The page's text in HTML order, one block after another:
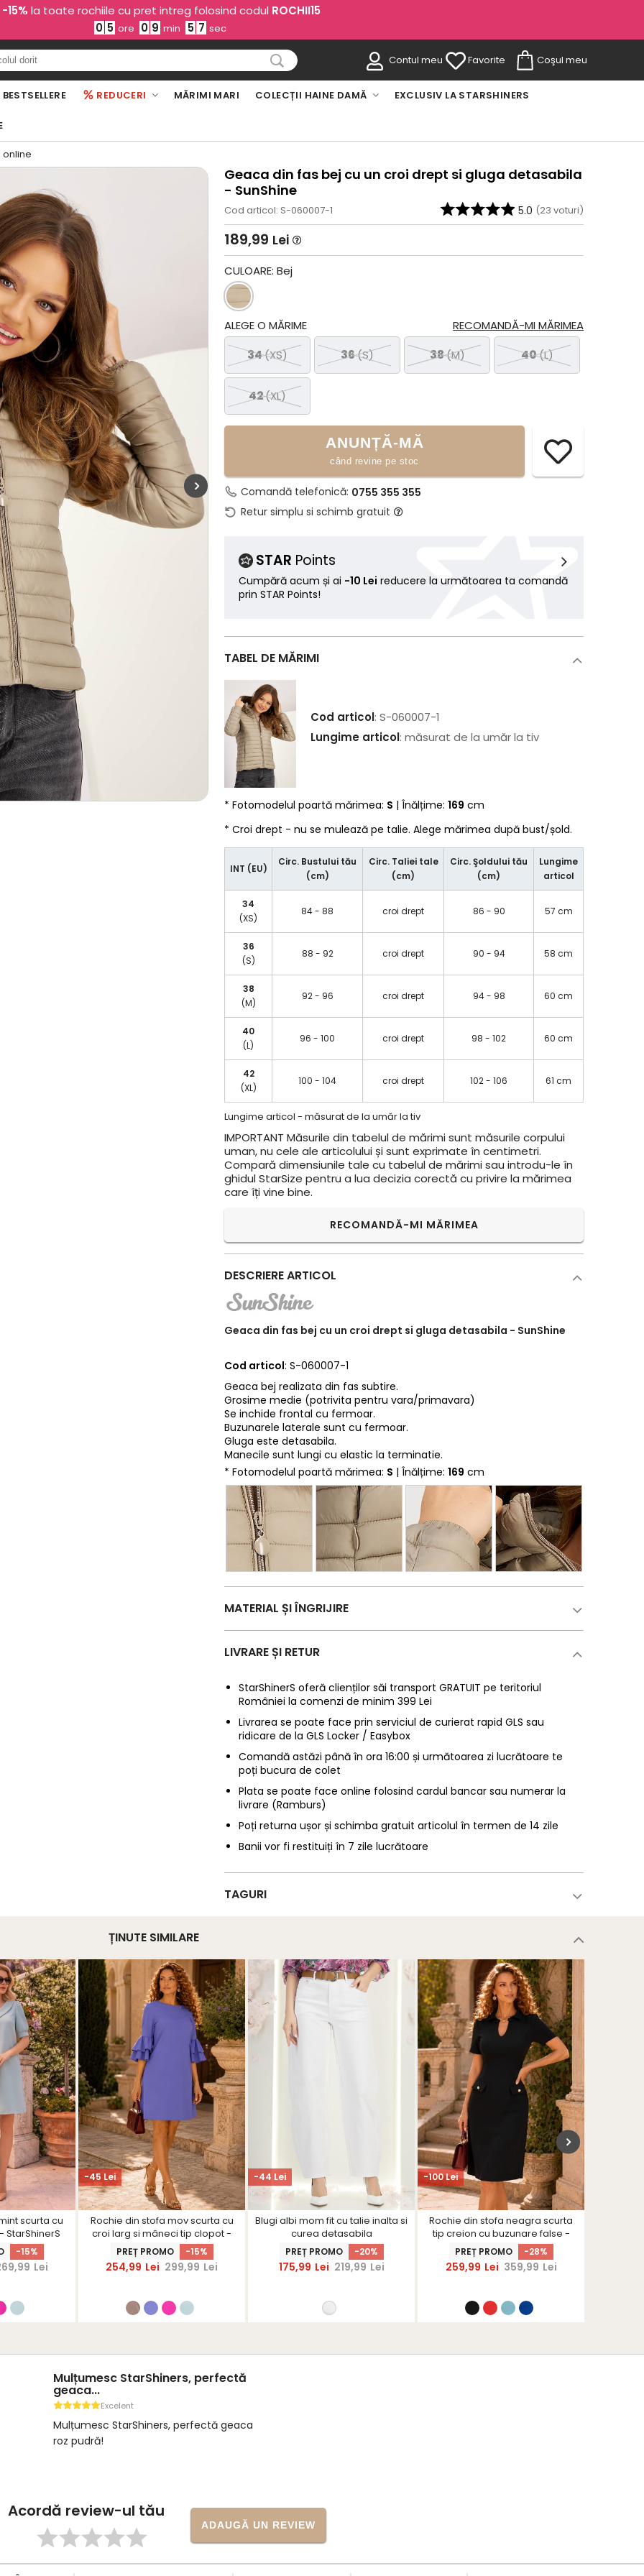
-15% la toate rochiile cu pret intreg folosind codul ROCHII15
0 5 ore 0 9 min 5 6 sec
Contul meu Favorite Coşul meu
BESTSELLERE REDUCERI MĂRIMI MARI COLECȚII HAINE DAMĂ EXCLUSIV LA STARSHINERS
Geaca din fas bej cu un croi drept si gluga detasabila
- SunShine
Cod articol: S-060007-1 5.0 (23 voturi)
189,99 Lei
CULOARE:Bej
RECOMANDĂ-MI MĂRIMEA
ALEGE O MĂRIME
34(XS) 36(S) 38(M) 40(L)
42(XL)
ANUNȚĂ-MĂ
când revine pe stoc
Comandă telefonică: 0755 355 355
Retur simplu si schimb gratuit
STAR Points
Cumpără acum și ai -10 Lei reducere la următoarea ta comandă
prin STAR Points!
TABEL DE MĂRIMI
Cod articol: S-060007-1
Lungime articol: măsurat de la umăr la tiv
* Fotomodelul poartă mărimea: S | Înălțime:169 cm
* Croi drept - nu se mulează pe talie. Alege mărimea după bust/șold.
INT (EU)
Circ. Bustului tău
(cm)
Circ. Taliei tale
(cm)
Circ. Şoldului tău
(cm)
Lungime
articol
34
(XS)
84 - 88 croi drept 86 - 90 57 cm
36
(S)
88 - 92 croi drept 90 - 94 58 cm
38
(M)
92 - 96 croi drept 94 - 98 60 cm
40
(L)
96 - 100 croi drept 98 - 102 60 cm
42
(XL)
100 - 104 croi drept 102 - 106 61 cm
Lungime articol - măsurat de la umăr la tiv
IMPORTANT Măsurile din tabelul de mărimi sunt măsurile corpului
uman, nu cele ale articolului și sunt exprimate în centimetri.
Compară dimensiunile tale cu tabelul de mărimi sau introdu-le în
ghidul StarSize pentru a lua decizia corectă cu privire la mărimea
care îți vine bine.
RECOMANDĂ-MI MĂRIMEA
DESCRIERE ARTICOL
Geaca din fas bej cu un croi drept si gluga detasabila - SunShine
Cod articol: S-060007-1
Geaca bej realizata din fas subtire.
Grosime medie (potrivita pentru vara/primavara)
Se inchide frontal cu fermoar.
Buzunarele laterale sunt cu fermoar.
Gluga este detasabila.
Manecile sunt lungi cu elastic la terminatie.
* Fotomodelul poartă mărimea: S | Înălțime:169 cm
MATERIAL ȘI ÎNGRIJIRE
LIVRARE ȘI RETUR
StarShinerS oferă clienților săi transport GRATUIT pe teritoriul
României la comenzi de minim 399 Lei
Livrarea se poate face prin serviciul de curierat rapid GLS sau
ridicare de la GLS Locker / Easybox
Comandă astăzi până în ora 16:00 și următoarea zi lucrătoare te
poți bucura de colet
Plata se poate face online folosind cardul bancar sau numerar la
livrare (Ramburs)
Poți returna ușor și schimba gratuit articolul în termen de 14 zile
Banii vor fi restituiți în 7 zile lucrătoare
TAGURI
ȚINUTE SIMILARE
scurta cu
StarShinerS
-15%
Lei
-45 Lei
Rochie din stofa mov scurta cu
croi larg si mâneci tip clopot -
StarShinerS
PREȚ PROMO -15%
254,99 Lei 299,99 Lei
-44 Lei
Blugi albi mom fit cu talie inalta si
curea detasabila
PREȚ PROMO -20%
175,99 Lei 219,99 Lei
-100 Lei
Rochie din stofa neagra scurta
tip creion cu buzunare false -
StarShinerS
PREȚ PROMO -28%
259,99 Lei 359,99 Lei
Mulțumesc StarShiners, perfectă
geaca...
Excelent
Mulțumesc StarShiners, perfectă geaca
roz pudră!
Acordă review-ul tău
ADAUGĂ UN REVIEW